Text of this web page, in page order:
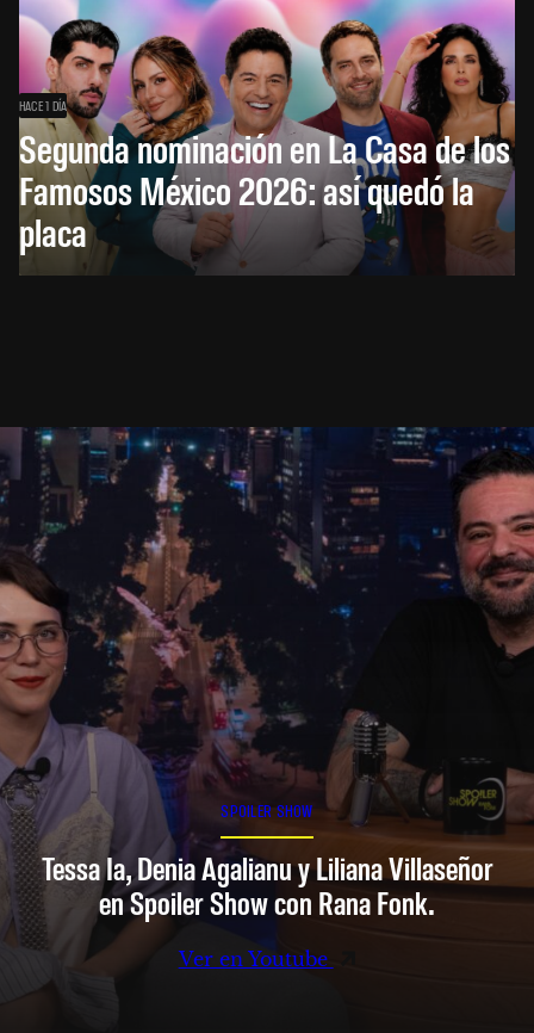
HACE 1 DÍA
Segunda nominación en La Casa de los
Famosos México 2026: así quedó la
placa
SPOILER SHOW
Tessa Ia, Denia Agalianu y Liliana Villaseñor
en Spoiler Show con Rana Fonk.
Ver en Youtube